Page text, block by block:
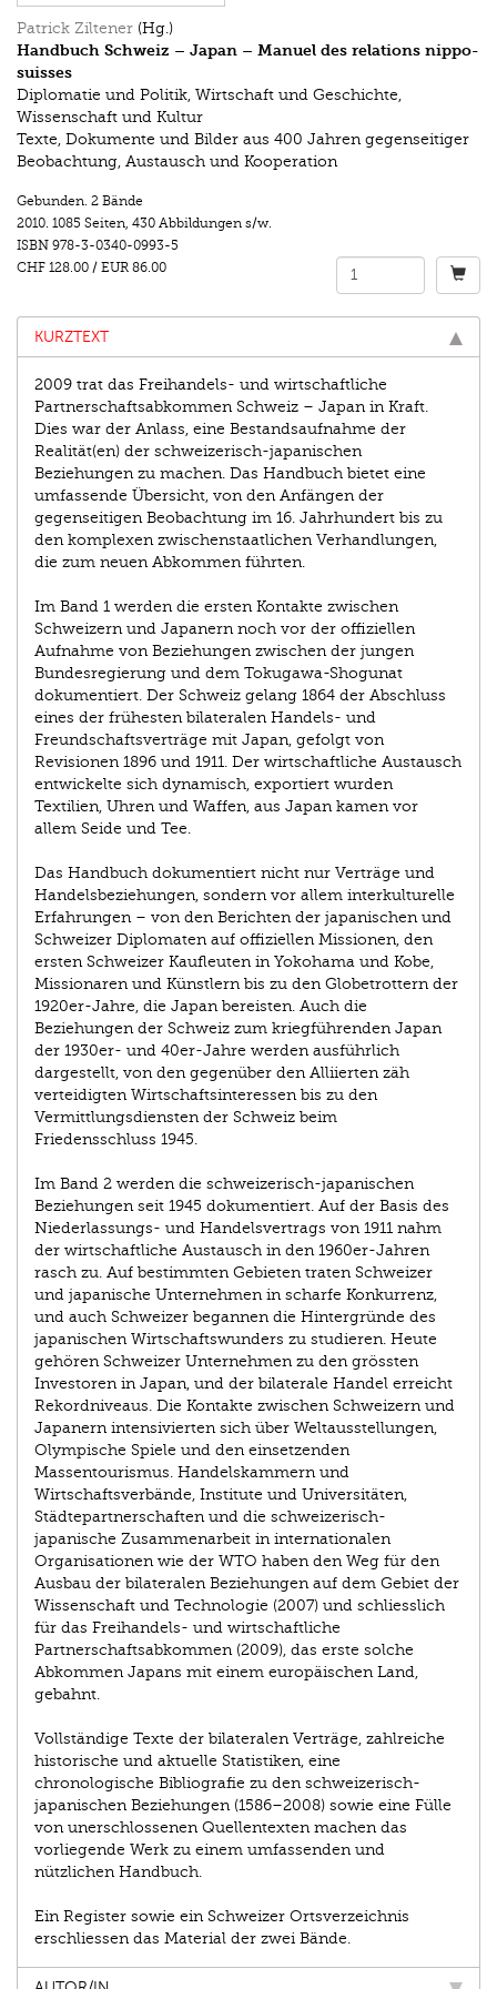
Patrick Ziltener (Hg.)
Handbuch Schweiz – Japan – Manuel des relations nippo-
suisses
Diplomatie und Politik, Wirtschaft und Geschichte,
Wissenschaft und Kultur
Texte, Dokumente und Bilder aus 400 Jahren gegenseitiger
Beobachtung, Austausch und Kooperation
Gebunden. 2 Bände
2010. 1085 Seiten, 430 Abbildungen s/w.
ISBN 978-3-0340-0993-5
CHF 128.00 / EUR 86.00
KURZTEXT
2009 trat das Freihandels- und wirtschaftliche
Partnerschaftsabkommen Schweiz – Japan in Kraft.
Dies war der Anlass, eine Bestandsaufnahme der
Realität(en) der schweizerisch-japanischen
Beziehungen zu machen. Das Handbuch bietet eine
umfassende Übersicht, von den Anfängen der
gegenseitigen Beobachtung im 16. Jahrhundert bis zu
den komplexen zwischenstaatlichen Verhandlungen,
die zum neuen Abkommen führten.
Im Band 1 werden die ersten Kontakte zwischen
Schweizern und Japanern noch vor der offiziellen
Aufnahme von Beziehungen zwischen der jungen
Bundesregierung und dem Tokugawa-Shogunat
dokumentiert. Der Schweiz gelang 1864 der Abschluss
eines der frühesten bilateralen Handels- und
Freundschaftsverträge mit Japan, gefolgt von
Revisionen 1896 und 1911. Der wirtschaftliche Austausch
entwickelte sich dynamisch, exportiert wurden
Textilien, Uhren und Waffen, aus Japan kamen vor
allem Seide und Tee.
Das Handbuch dokumentiert nicht nur Verträge und
Handelsbeziehungen, sondern vor allem interkulturelle
Erfahrungen – von den Berichten der japanischen und
Schweizer Diplomaten auf offiziellen Missionen, den
ersten Schweizer Kaufleuten in Yokohama und Kobe,
Missionaren und Künstlern bis zu den Globetrottern der
1920er-Jahre, die Japan bereisten. Auch die
Beziehungen der Schweiz zum kriegführenden Japan
der 1930er- und 40er-Jahre werden ausführlich
dargestellt, von den gegenüber den Alliierten zäh
verteidigten Wirtschaftsinteressen bis zu den
Vermittlungsdiensten der Schweiz beim
Friedensschluss 1945.
Im Band 2 werden die schweizerisch-japanischen
Beziehungen seit 1945 dokumentiert. Auf der Basis des
Niederlassungs- und Handelsvertrags von 1911 nahm
der wirtschaftliche Austausch in den 1960er-Jahren
rasch zu. Auf bestimmten Gebieten traten Schweizer
und japanische Unternehmen in scharfe Konkurrenz,
und auch Schweizer begannen die Hintergründe des
japanischen Wirtschaftswunders zu studieren. Heute
gehören Schweizer Unternehmen zu den grössten
Investoren in Japan, und der bilaterale Handel erreicht
Rekordniveaus. Die Kontakte zwischen Schweizern und
Japanern intensivierten sich über Weltausstellungen,
Olympische Spiele und den einsetzenden
Massentourismus. Handelskammern und
Wirtschaftsverbände, Institute und Universitäten,
Städtepartnerschaften und die schweizerisch-
japanische Zusammenarbeit in internationalen
Organisationen wie der WTO haben den Weg für den
Ausbau der bilateralen Beziehungen auf dem Gebiet der
Wissenschaft und Technologie (2007) und schliesslich
für das Freihandels- und wirtschaftliche
Partnerschaftsabkommen (2009), das erste solche
Abkommen Japans mit einem europäischen Land,
gebahnt.
Vollständige Texte der bilateralen Verträge, zahlreiche
historische und aktuelle Statistiken, eine
chronologische Bibliografie zu den schweizerisch-
japanischen Beziehungen (1586–2008) sowie eine Fülle
von unerschlossenen Quellentexten machen das
vorliegende Werk zu einem umfassenden und
nützlichen Handbuch.
Ein Register sowie ein Schweizer Ortsverzeichnis
erschliessen das Material der zwei Bände.